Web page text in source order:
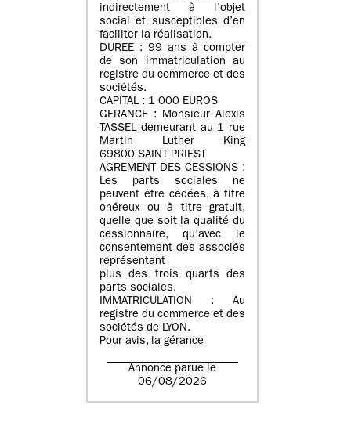
indirectement à l’objet
social et susceptibles d’en
faciliter la réalisation.
DUREE : 99 ans à compter
de son immatriculation au
registre du commerce et des
sociétés.
CAPITAL : 1 000 EUROS
GERANCE : Monsieur Alexis
TASSEL demeurant au 1 rue
Martin Luther King
69800 SAINT PRIEST
AGREMENT DES CESSIONS :
Les parts sociales ne
peuvent être cédées, à titre
onéreux ou à titre gratuit,
quelle que soit la qualité du
cessionnaire, qu’avec le
consentement des associés
représentant
plus des trois quarts des
parts sociales.
IMMATRICULATION : Au
registre du commerce et des
sociétés de LYON.
Pour avis, la gérance
Annonce parue le
06/08/2026